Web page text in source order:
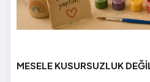
MESELE KUSURSUZLUK DEĞİL